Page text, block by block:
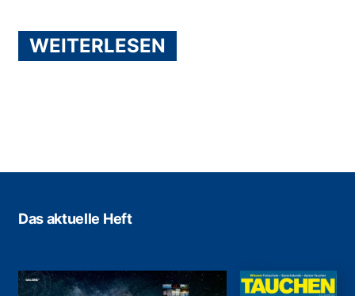
WEITERLESEN
Das aktuelle Heft